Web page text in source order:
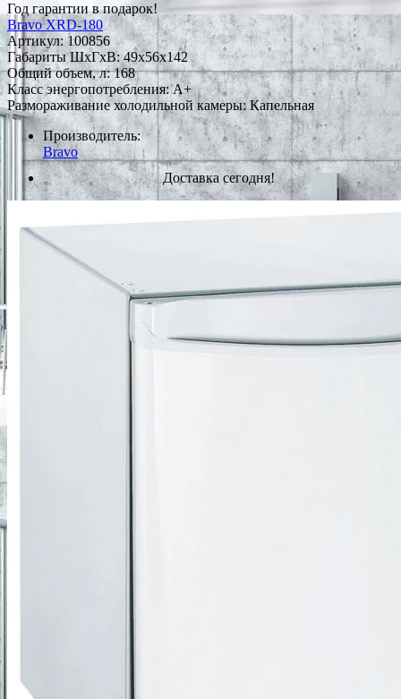
Год гарантии в подарок!
Bravo XRD-180
Артикул:100856
Габариты ШxГxВ: 49x56x142
Общий объем, л: 168
Класс энергопотребления: A+
Размораживание холодильной камеры: Капельная
Производитель:
Bravo
Доставка сегодня!